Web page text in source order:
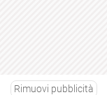
Rimuovi pubblicità